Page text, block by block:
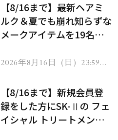
【8/16まで】最新ヘアミ
ルク＆夏でも崩れ知らずな
メークアイテムを19名様
2026年8月16日（日）23:59ま
【8/16まで】新規会員登
録をした方にSK-Ⅱの フェ
イシャル トリートメント